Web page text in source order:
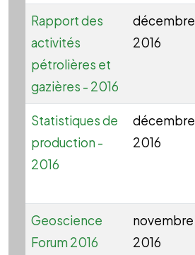
Rapport des
activités
pétrolières et
gazières - 2016
décembre
2016
Statistiques de
production -
2016
décembre
2016
Geoscience
Forum 2016
novembre
2016